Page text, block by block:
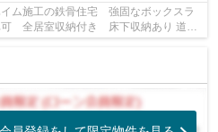
ム施工の鉄骨住宅 強固なボックスラ
可 全居室収納付き 床下収納あり 道路
様の通学にも...